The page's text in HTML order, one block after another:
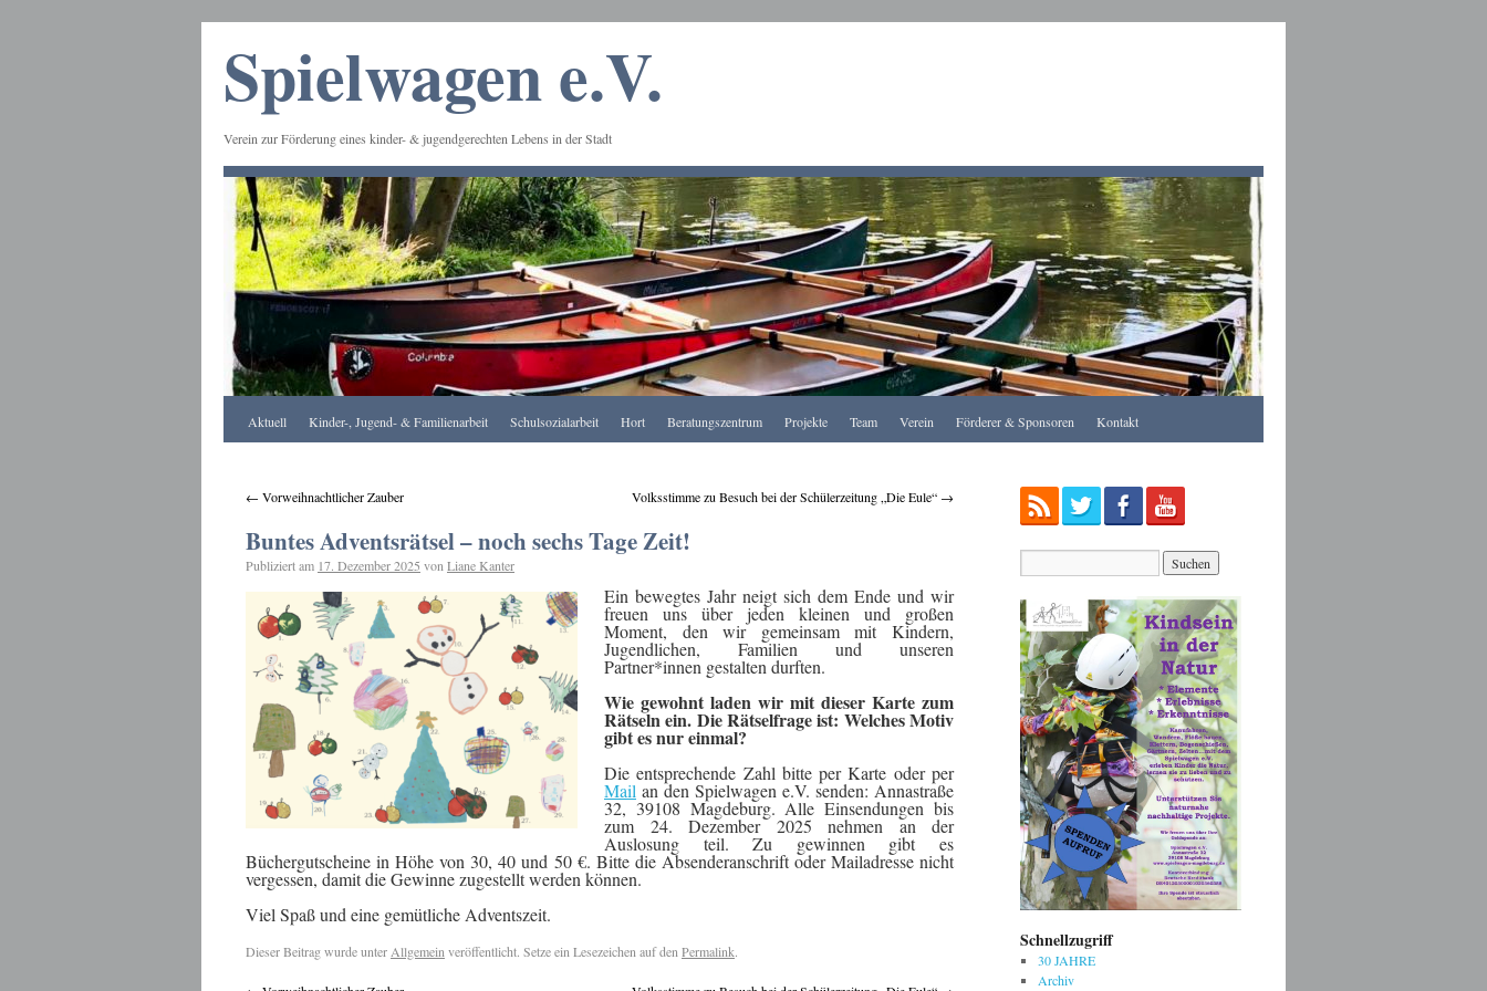
Spielwagen e.V.
Verein zur Förderung eines kinder- & jugendgerechten Lebens in der Stadt
Apotheke
Aktuell Kinder-, Jugend- & Familienarbeit Schulsozialarbeit Hort Beratungszentrum Projekte Team Verein Förderer & Sponsoren Kontakt
← Vorweihnachtlicher Zauber Volksstimme zu Besuch bei der Schülerzeitung „Die Eule“ →
Buntes Adventsrätsel – noch sechs Tage Zeit!
Publiziert am 17. Dezember 2025 von Liane Kanter
Ein bewegtes Jahr neigt sich dem Ende und wir
freuen uns über jeden kleinen und großen
Moment, den wir gemeinsam mit Kindern,
Jugendlichen, Familien und unseren
Partner*innen gestalten durften.
Wie gewohnt laden wir mit dieser Karte zum
Rätseln ein. Die Rätselfrage ist: Welches Motiv
gibt es nur einmal?
Die entsprechende Zahl bitte per Karte oder per
Mail an den Spielwagen e.V. senden: Annastraße
32, 39108 Magdeburg. Alle Einsendungen bis
zum 24. Dezember 2025 nehmen an der
Auslosung teil. Zu gewinnen gibt es
Büchergutscheine in Höhe von 30, 40 und 50 €. Bitte die Absenderanschrift oder Mailadresse nicht
vergessen, damit die Gewinne zugestellt werden können.
Viel Spaß und eine gemütliche Adventszeit.
Dieser Beitrag wurde unter Allgemein veröffentlicht. Setze ein Lesezeichen auf den Permalink. Schnellzugriff
30 JAHRE
Archiv